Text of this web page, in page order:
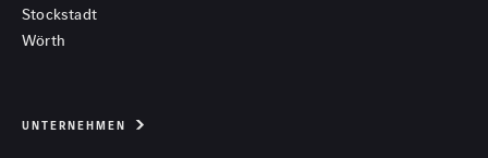
Stockstadt
Wörth
UNTERNEHMEN